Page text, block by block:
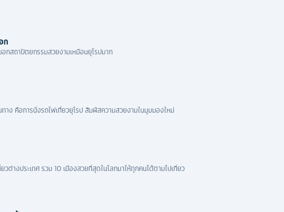
ก
ะเลหมอกสถาปัตยกรรมสวยงามเหมือนยุโรปมาก
าง คือการนั่งรถไฟเที่ยวยุโรป สัมผัสความสวยงามในมุมมองใหม่
ต่างประเทศ รวม 10 เมืองสวยที่สุดในโลกมาให้ทุกคนได้ตามไปเที่ยว